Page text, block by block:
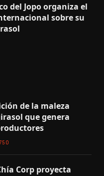
del Jopo organiza el
sobre su
de la maleza
que genera
Corp proyecta